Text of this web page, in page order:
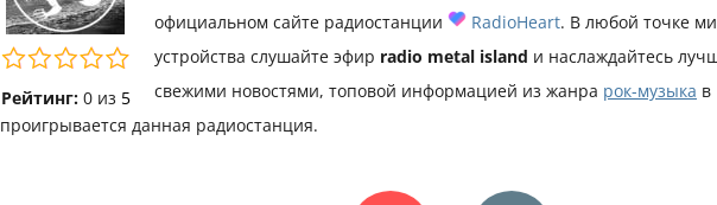
Рейтинг: 0из 5
официальном сайте радиостанции
RadioHeart. В любой точке
устройства слушайте эфир radio metal island и наслаждайтесь
свежими новостями, топовой информацией из жанра рок-музыка в
проигрывается данная радиостанция.